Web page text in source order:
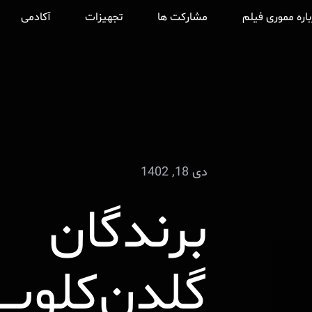
مموری فیلم مشارکت ها تجهیزات آکادمی
دی 18, 1402
برندگان